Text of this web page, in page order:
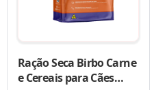
Ração Seca Birbo Carne
e Cereais para Cães